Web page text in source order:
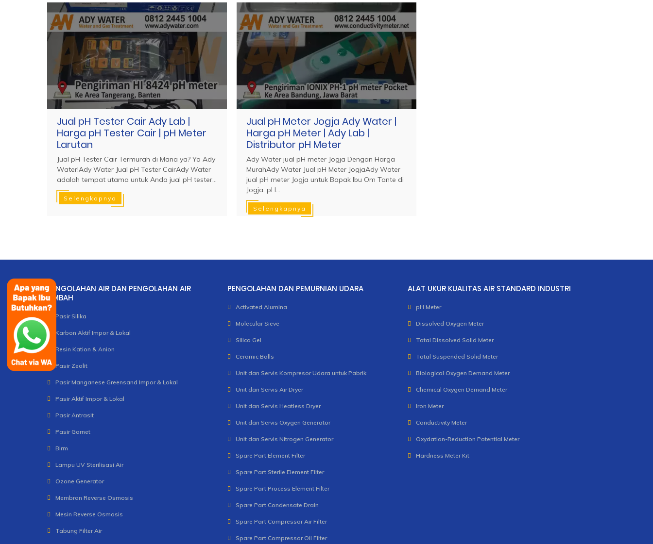
Jual pH Tester Cair Ady Lab |
Harga pH Tester Cair | pH Meter
Larutan
Jual pH Tester Cair Termurah di Mana ya? Ya Ady
Water!Ady Water Jual pH Tester CairAdy Water
adalah tempat utama untuk Anda jual pH tester...
Selengkapnya
Jual pH Meter Jogja Ady Water |
Harga pH Meter | Ady Lab |
Distributor pH Meter
Ady Water jual pH meter Jogja Dengan Harga
MurahAdy Water Jual pH Meter JogjaAdy Water
jual pH meter Jogja untuk Bapak Ibu Om Tante di
Jogja. pH...
Selengkapnya
PENGOLAHAN AIR DAN PENGOLAHAN AIR
LIMBAH
Pasir Silika
Karbon Aktif Impor & Lokal
Resin Kation & Anion
Pasir Zeolit
Pasir Manganese Greensand Impor & Lokal
Pasir Aktif Impor & Lokal
Pasir Antrasit
Pasir Garnet
Birm
Lampu UV Sterilisasi Air
Ozone Generator
Membran Reverse Osmosis
Mesin Reverse Osmosis
Tabung Filter Air
PENGOLAHAN DAN PEMURNIAN UDARA
Activated Alumina
Molecular Sieve
Silica Gel
Ceramic Balls
Unit dan Servis Kompresor Udara untuk Pabrik
Unit dan Servis Air Dryer
Unit dan Servis Heatless Dryer
Unit dan Servis Oxygen Generator
Unit dan Servis Nitrogen Generator
Spare Part Element Filter
Spare Part Sterile Element Filter
Spare Part Process Element Filter
Spare Part Condensate Drain
Spare Part Compressor Air Filter
Spare Part Compressor Oil Filter
ALAT UKUR KUALITAS AIR STANDARD INDUSTRI
pH Meter
Dissolved Oxygen Meter
Total Dissolved Solid Meter
Total Suspended Solid Meter
Biological Oxygen Demand Meter
Chemical Oxygen Demand Meter
Iron Meter
Conductivity Meter
Oxydation-Reduction Potential Meter
Hardness Meter Kit